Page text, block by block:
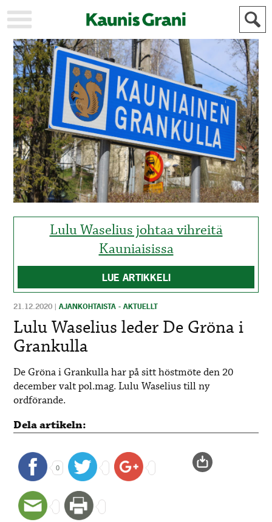
KAUPUNKI
STADEN
AJANKOHTAISTA
AKTUELLT
URHEILU
IDROTT
KULTTUURI
KULTUR
HISTORIA
HISTORIA
YLEINEN
ALLMÄN
MAINOSTAJILLE
FÖR
ANNONSÖRER
Lulu Waselius johtaa vihreitä
Kauniaisissa
LUE ARTIKKELI
21.12.2020 |AJANKOHTAISTA - AKTUELLT
Lulu Waselius leder De Gröna i
Grankulla
De Gröna i Grankulla har på sitt höstmöte den 20
december valt pol.mag. Lulu Waselius till ny
ordförande.
Dela artikeln:
0